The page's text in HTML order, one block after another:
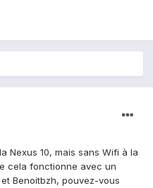
Nexus 10, mais sans Wifi à la
cela fonctionne avec un
Benoitbzh, pouvez-vous